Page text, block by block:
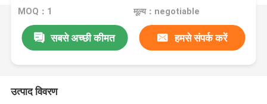
MOQ：1 मूल्य：negotiable
सबसे अच्छी कीमत हमसे संपर्क करें
उत्पाद विवरण